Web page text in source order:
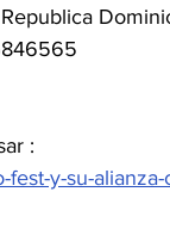
:
y-su-